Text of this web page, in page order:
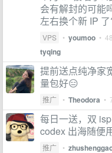
会有解封的可能
左右换个新 IP
VPS • youmoo •
tyqing
提前送点纯净家
量包好😑
推广 • Theodora •
每日一送，双
codex 出海随便
推广 •